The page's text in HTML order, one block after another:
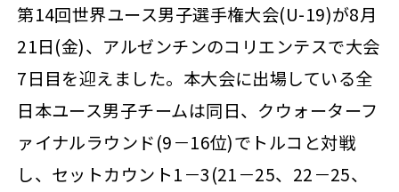
第14回世界ユース男子選手権大会(U-19)が8月
21日(金)、アルゼンチンのコリエンテスで大会
7日目を迎えました。本大会に出場している全
日本ユース男子チームは同日、クウォーターフ
ァイナルラウンド(9－16位)でトルコと対戦
し、セットカウント1－3(21－25、22－25、